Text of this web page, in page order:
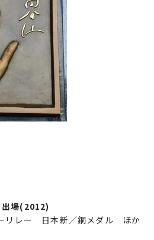
出場(2012)
リレー 日本新／銅メダル ほか